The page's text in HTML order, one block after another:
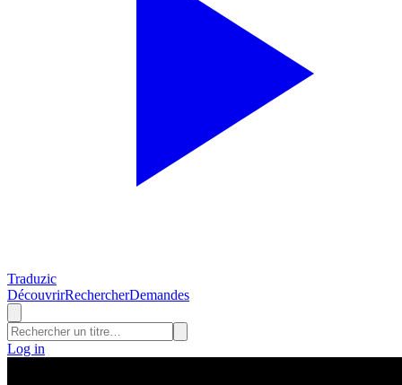
Traduzic
DécouvrirRechercherDemandes
Log in